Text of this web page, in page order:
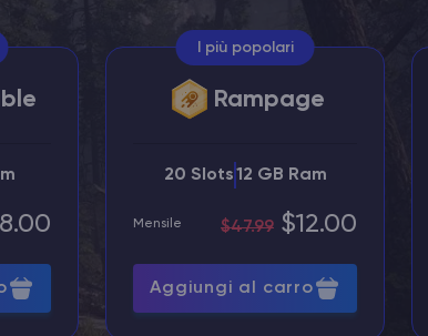
I più popolari
Rampage
20 Slots12 GB Ram
Mensile $47.99 $12.00
Aggiungi al carro